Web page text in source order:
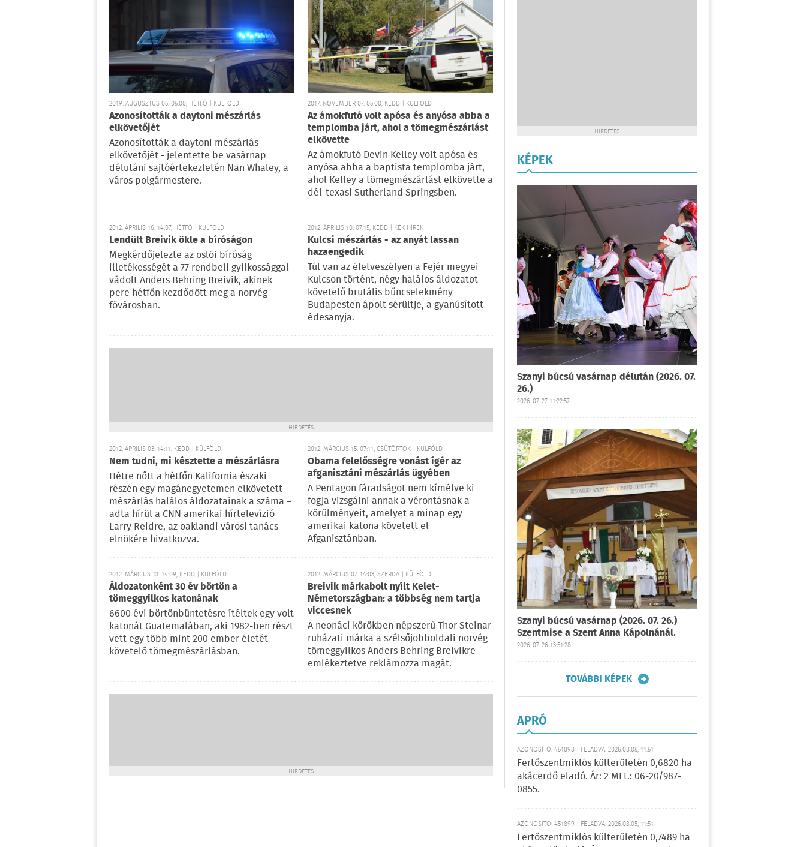
2019. AUGUSZTUS 05. 05:00, HÉTFŐ | KÜLFÖLD
Azonosították a daytoni mészárlás
elkövetőjét
Azonosították a daytoni mészárlás
elkövetőjét - jelentette be vasárnap
délutáni sajtóértekezletén Nan Whaley, a
város polgármestere.
2017. NOVEMBER 07. 05:00, KEDD | KÜLFÖLD
Az ámokfutó volt apósa és anyósa abba a
templomba járt, ahol a tömegmészárlást
elkövette
Az ámokfutó Devin Kelley volt apósa és
anyósa abba a baptista templomba járt,
ahol Kelley a tömegmészárlást elkövette a
dél-texasi Sutherland Springsben.
2012. ÁPRILIS 16. 14:07, HÉTFŐ | KÜLFÖLD
Lendült Breivik ökle a bíróságon
Megkérdőjelezte az oslói bíróság
illetékességét a 77 rendbeli gyilkossággal
vádolt Anders Behring Breivik, akinek
pere hétfőn kezdődött meg a norvég
fővárosban.
2012. ÁPRILIS 10. 07:15, KEDD | KÉK HÍREK
Kulcsi mészárlás - az anyát lassan
hazaengedik
Túl van az életveszélyen a Fejér megyei
Kulcson történt, négy halálos áldozatot
követelő brutális bűncselekmény
Budapesten ápolt sérültje, a gyanúsított
édesanyja.
HIRDETÉS
2012. ÁPRILIS 03. 14:11, KEDD | KÜLFÖLD
Nem tudni, mi késztette a mészárlásra
Hétre nőtt a hétfőn Kalifornia északi
részén egy magánegyetemen elkövetett
mészárlás halálos áldozatainak a száma –
adta hírül a CNN amerikai hírtelevízió
Larry Reidre, az oaklandi városi tanács
elnökére hivatkozva.
2012. MÁRCIUS 15. 07:11, CSÜTÖRTÖK | KÜLFÖLD
Obama felelősségre vonást ígér az
afganisztáni mészárlás ügyében
A Pentagon fáradságot nem kímélve ki
fogja vizsgálni annak a vérontásnak a
körülményeit, amelyet a minap egy
amerikai katona követett el
Afganisztánban.
2012. MÁRCIUS 13. 14:09, KEDD | KÜLFÖLD
Áldozatonként 30 év börtön a
tömeggyilkos katonának
6600 évi börtönbüntetésre ítéltek egy volt
katonát Guatemalában, aki 1982-ben részt
vett egy több mint 200 ember életét
követelő tömegmészárlásban.
2012. MÁRCIUS 07. 14:03, SZERDA | KÜLFÖLD
Breivik márkabolt nyílt Kelet-
Németországban: a többség nem tartja
viccesnek
A neonáci körökben népszerű Thor Steinar
ruházati márka a szélsőjobboldali norvég
tömeggyilkos Anders Behring Breivikre
emlékeztetve reklámozza magát.
HIRDETÉS
HIRDETÉS
KÉPEK
Szanyi búcsú vasárnap délután (2026. 07.
26.)
2026-07-27 11:22:57
Szanyi búcsú vasárnap (2026. 07. 26.)
Szentmise a Szent Anna Kápolnánál.
2026-07-26 13:51:28
TOVÁBBI KÉPEK
APRÓ
AZONOSÍTÓ: 451898 | FELADVA: 2026.08.05, 11:51
Fertőszentmiklós külterületén 0,6820 ha
akácerdő eladó. Ár: 2 MFt.: 06-20/987-
0855.
AZONOSÍTÓ: 451899 | FELADVA: 2026.08.05, 11:51
Fertőszentmiklós külterületén 0,7489 ha